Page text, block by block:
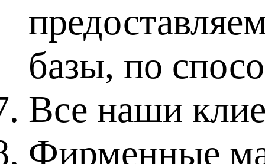
базы, по
Все наши
Фирменные